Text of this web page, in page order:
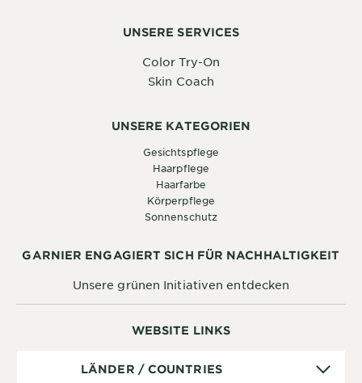
WEBSITE LINKS
LÄNDER / COUNTRIES
UNSERE SERVICES
Color Try-On
Skin Coach
UNSERE KATEGORIEN
Gesichtspflege
Haarpflege
Haarfarbe
Körperpflege
Sonnenschutz
GARNIER ENGAGIERT SICH FÜR NACHHALTIGKEIT
Unsere grünen Initiativen entdecken